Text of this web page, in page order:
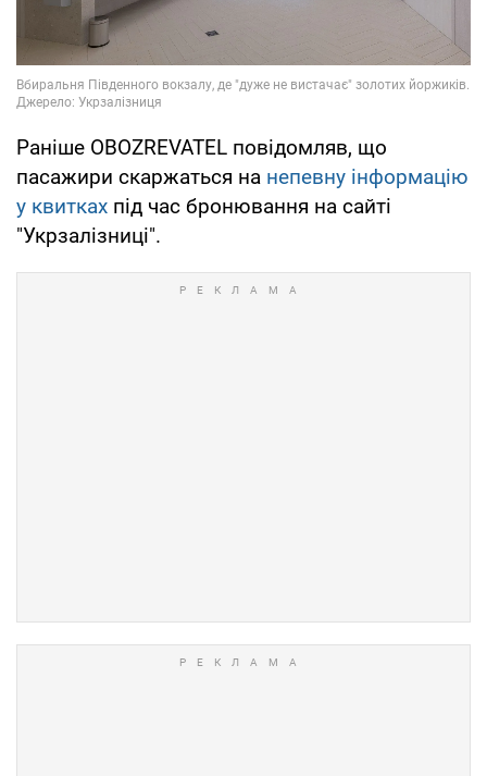
Раніше OBOZREVATEL повідомляв, що
пасажири скаржаться на непевну інформацію
у квитках під час бронювання на сайті
"Укрзалізниці".